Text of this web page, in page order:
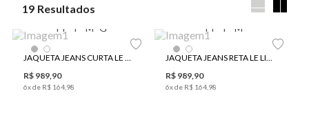
19
PP P M G
JAQUETA JEANS CURTA LE LIS RORY FEMININA
R$ 989,90
6x de R$ 164 98
PP P M
JAQUETA JEANS RETA LE LIS RITA FEMININA
R$ 989,90
6x de R$ 164 98